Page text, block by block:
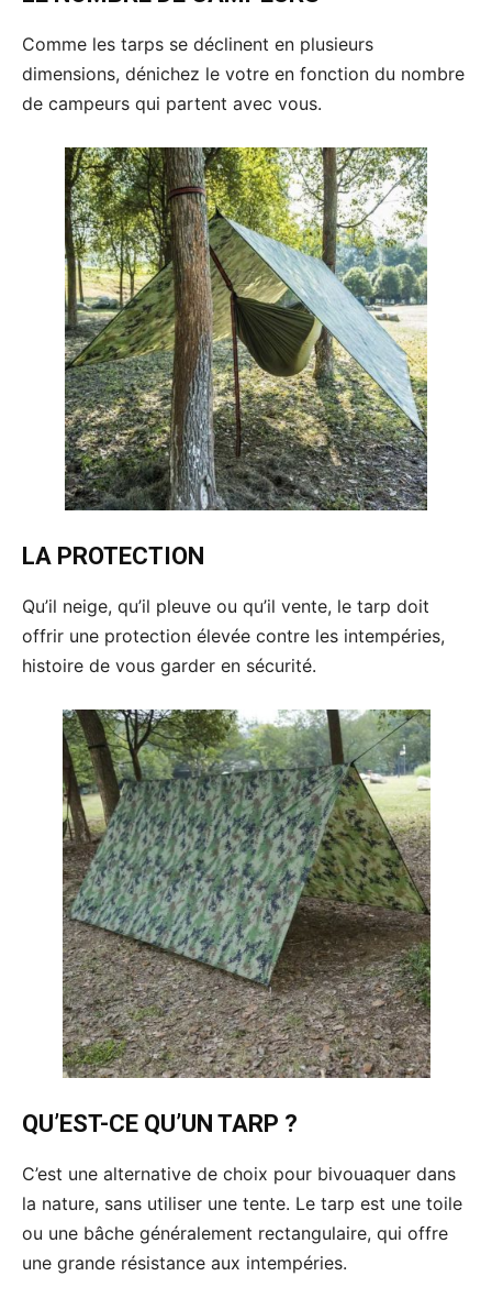
Comme les tarps se déclinent en plusieurs
dimensions, dénichez le votre en fonction du nombre
de campeurs qui partent avec vous.
LA PROTECTION
Qu’il neige, qu’il pleuve ou qu’il vente, le tarp doit
offrir une protection élevée contre les intempéries,
histoire de vous garder en sécurité.
QU’EST-CE QU’UN TARP ?
C’est une alternative de choix pour bivouaquer dans
la nature, sans utiliser une tente. Le tarp est une toile
ou une bâche généralement rectangulaire, qui offre
une grande résistance aux intempéries.